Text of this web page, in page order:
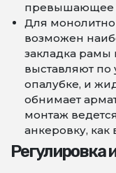
превышающее
Для
возможен
закладка рамы
выставляют
опалубке, и
обнимает
монтаж
анкеровку, как
Регулировка